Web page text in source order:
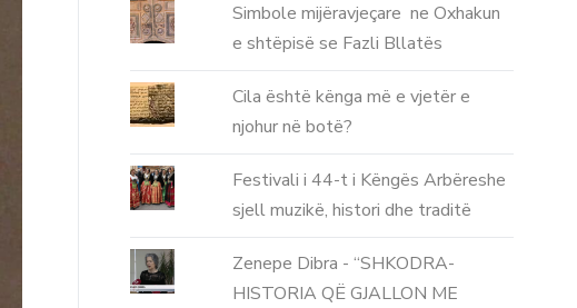
Simbole mijëravjeçare ne Oxhakun
e shtëpisë se Fazli Bllatës
Cila është kënga më e vjetër e
njohur në botë?
Festivali i 44-t i Këngës Arbëreshe
sjell muzikë, histori dhe traditë
Zenepe Dibra - “SHKODRA-
HISTORIA QË GJALLON ME